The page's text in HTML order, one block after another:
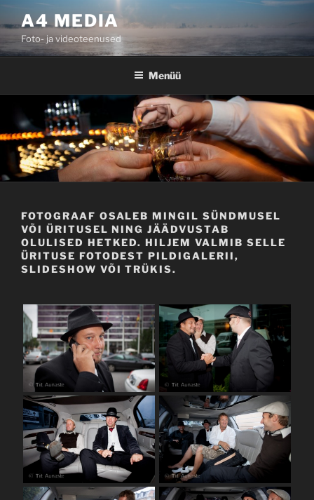
sisu
juurde
A4 MEDIA
Foto- ja videoteenused
Menüü
FOTOGRAAF OSALEB MINGIL SÜNDMUSEL
VÕI ÜRITUSEL NING JÄÄDVUSTAB
OLULISED HETKED. HILJEM VALMIB SELLE
ÜRITUSE FOTODEST PILDIGALERII,
SLIDESHOW VÕI TRÜKIS.